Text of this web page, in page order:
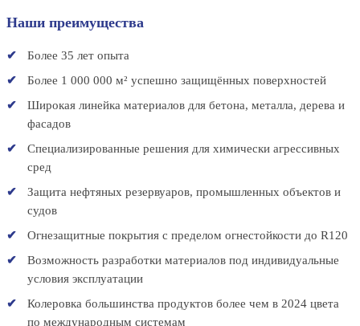
Наши преимущества
Более 35 лет опыта
Более 1 000 000 м² успешно защищённых поверхностей
Широкая линейка материалов для бетона, металла, дерева и
фасадов
Специализированные решения для химически агрессивных
сред
Защита нефтяных резервуаров, промышленных объектов и
судов
Огнезащитные покрытия с пределом огнестойкости до R120
Возможность разработки материалов под индивидуальные
условия эксплуатации
Колеровка большинства продуктов более чем в 2024 цвета
по международным системам